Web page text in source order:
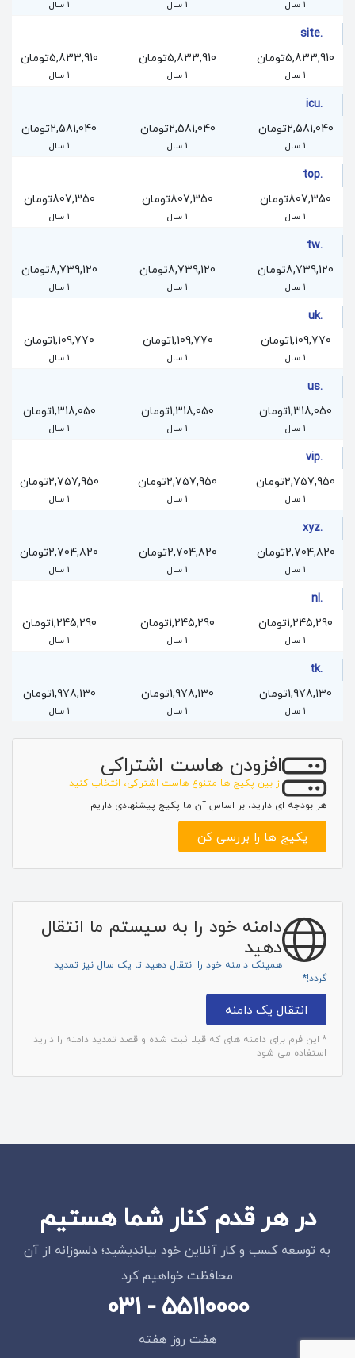
1 سال 1 سال 1 سال
.site
5,833,910تومان
1 سال
5,833,910تومان
1 سال
5,833,910تومان
1 سال
.icu
2,581,040تومان
1 سال
2,581,040تومان
1 سال
2,581,040تومان
1 سال
.top
807,350تومان
1 سال
807,350تومان
1 سال
807,350تومان
1 سال
.tw
8,739,120تومان
1 سال
8,739,120تومان
1 سال
8,739,120تومان
1 سال
.uk
1,109,770تومان
1 سال
1,109,770تومان
1 سال
1,109,770تومان
1 سال
.us
1,318,050تومان
1 سال
1,318,050تومان
1 سال
1,318,050تومان
1 سال
.vip
2,757,950تومان
1 سال
2,757,950تومان
1 سال
2,757,950تومان
1 سال
.xyz
2,704,820تومان
1 سال
2,704,820تومان
1 سال
2,704,820تومان
1 سال
.nl
1,245,290تومان
1 سال
1,245,290تومان
1 سال
1,245,290تومان
1 سال
.tk
1,978,130تومان
1 سال
1,978,130تومان
1 سال
1,978,130تومان
1 سال
افزودن هاست اشتراکی
از بین پکیج ها متنوع هاست اشتراکی، انتخاب کنید
هر بودجه ای دارید، بر اساس آن ما پکیج پیشنهادی داریم
پکیج ها را بررسی کن
دامنه خود را به سیستم ما انتقال
دهید
همینک دامنه خود را انتقال دهید تا یک سال نیز تمدید
گردد!*
انتقال یک دامنه
* این فرم برای دامنه های که قبلا ثبت شده و قصد تمدید دامنه را دارید
استفاده می شود
در هر قدم کنار شما هستیم
به توسعه کسب و کار آنلاین خود بیاندیشید؛ دلسوزانه از آن
محافظت خواهیم کرد
031 - 55110000
هفت روز هفته